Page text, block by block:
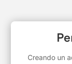
Creando un